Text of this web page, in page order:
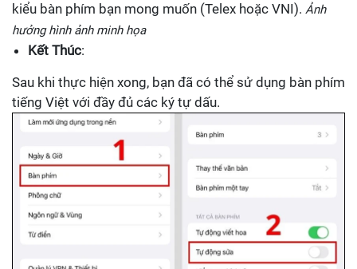
kiểu bàn phím bạn mong muốn (Telex hoặc VNI). Ảnh
hưởng hình ảnh minh họa
Kết Thúc:
Sau khi thực hiện xong, bạn đã có thể sử dụng bàn phím
tiếng Việt với đầy đủ các ký tự dấu.